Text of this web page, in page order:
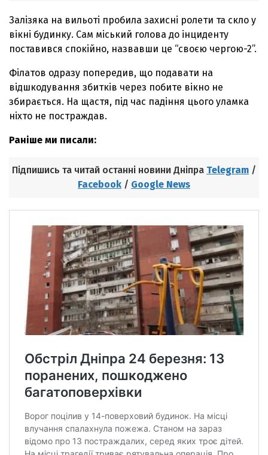
Залізяка на вильоті пробила захисні ролети та скло у
вікні будинку. Сам міський голова до інциденту
поставився спокійно, назвавши це “своєю чергою-2”.
Філатов одразу попередив, що подавати на
відшкодування збитків через побите вікно не
збирається. На щастя, під час падіння цього уламка
ніхто не постраждав.
Раніше ми писали:
Підпишись та читай останні новини Дніпра Telegram /
Facebook / Google News